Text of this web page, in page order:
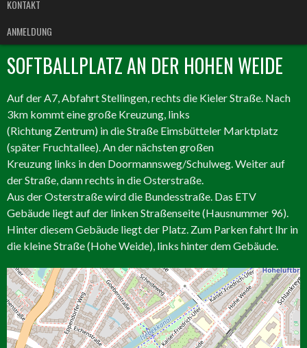
KONTAKT
ANMELDUNG
SOFTBALLPLATZ AN DER HOHEN WEIDE
Auf der A7, Abfahrt Stellingen, rechts die Kieler Straße. Nach
3km kommt eine große Kreuzung, links
(Richtung Zentrum) in die Straße Eimsbütteler Marktplatz
(später Fruchtallee). An der nächsten großen
Kreuzung links in den Doormannsweg/Schulweg. Weiter auf
der Straße, dann rechts in die Osterstraße.
Aus der Osterstraße wird die Bundesstraße. Das ETV
Gebäude liegt auf der linken Straßenseite (Hausnummer 96).
Hinter diesem Gebäude liegt der Platz. Zum Parken fahrt Ihr in
die kleine Straße (Hohe Weide), links hinter dem Gebäude.